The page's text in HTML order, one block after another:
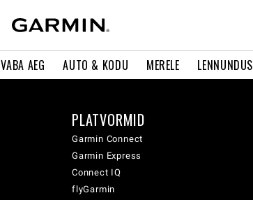
VABA AEG AUTO & KODU MERELE LENNUNDUS
PLATVORMID
Garmin Connect
Garmin Express
Connect IQ
flyGarmin